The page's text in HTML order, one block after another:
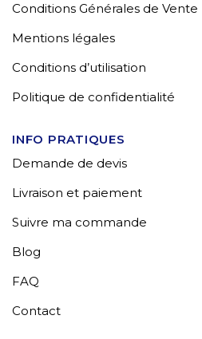
Conditions Générales de Vente
Mentions légales
Conditions d’utilisation
Politique de confidentialité
INFO PRATIQUES
Demande de devis
Livraison et paiement
Suivre ma commande
Blog
FAQ
Contact